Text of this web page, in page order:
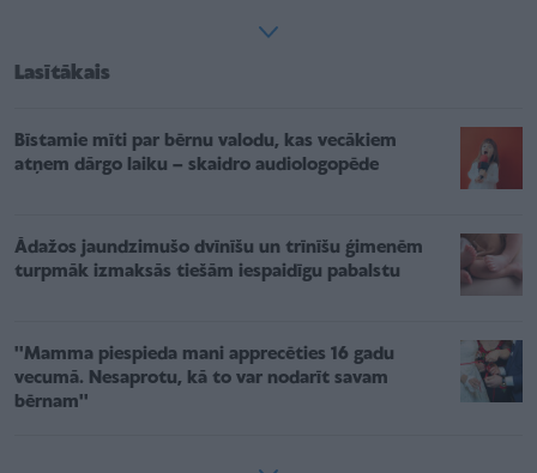
Lasītākais
Bīstamie mīti par bērnu valodu, kas vecākiem
atņem dārgo laiku – skaidro audiologopēde
Ādažos jaundzimušo dvīnīšu un trīnīšu ģimenēm
turpmāk izmaksās tiešām iespaidīgu pabalstu
''Mamma piespieda mani apprecēties 16 gadu
vecumā. Nesaprotu, kā to var nodarīt savam
bērnam''